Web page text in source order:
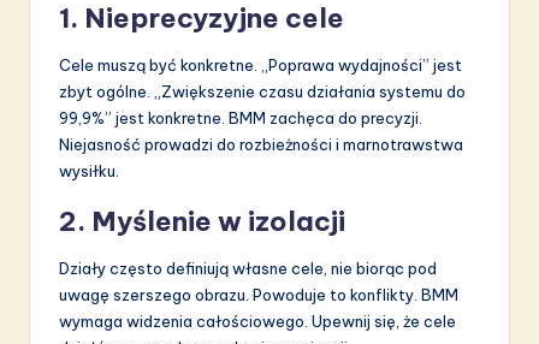
1. Nieprecyzyjne cele
Cele muszą być konkretne. „Poprawa wydajności” jest
zbyt ogólne. „Zwiększenie czasu działania systemu do
99,9%” jest konkretne. BMM zachęca do precyzji.
Niejasność prowadzi do rozbieżności i marnotrawstwa
wysiłku.
2. Myślenie w izolacji
Działy często definiują własne cele, nie biorąc pod
uwagę szerszego obrazu. Powoduje to konflikty. BMM
wymaga widzenia całościowego. Upewnij się, że cele